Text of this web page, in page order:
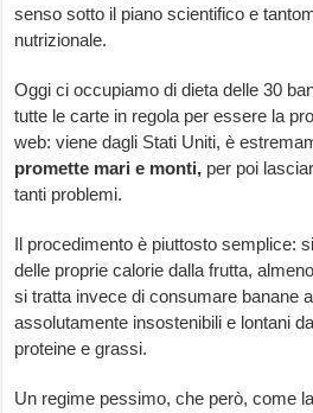
senso sotto il piano scientifico e
nutrizionale.
Oggi ci occupiamo di dieta delle 30
tutte le carte in regola per essere la
web: viene dagli Stati Uniti, è
promette mari e monti, per poi
tanti problemi.
Il procedimento è piuttosto semplice:
delle proprie calorie dalla frutta,
si tratta invece di consumare banane
assolutamente insostenibili e lontani
proteine e grassi.
Un regime pessimo, che però, come